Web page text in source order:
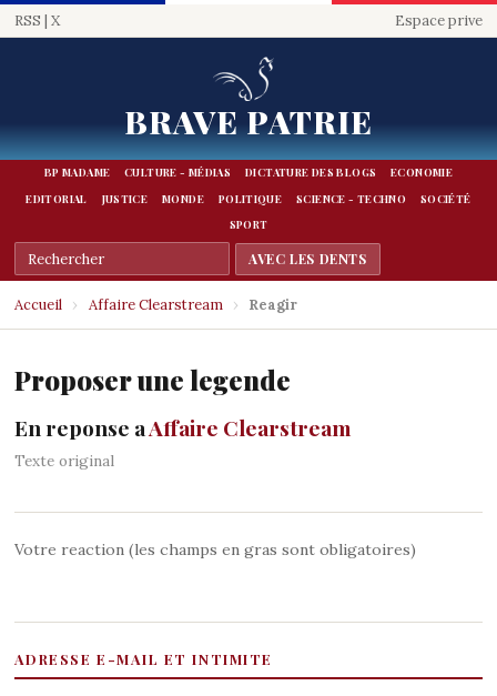
RSS | X Espace prive
BRAVE PATRIE
BP MADAME CULTURE - MÉDIAS DICTATURE DES BLOGS
ECONOMIE
EDITORIAL
JUSTICE MONDE POLITIQUE SCIENCE - TECHNO
SOCIÉTÉ
SPORT
Accueil › Affaire Clearstream › Reagir
Proposer une legende
En reponse aAffaire Clearstream
Texte original
Votre reaction (les champs en gras sont obligatoires)
ADRESSE E-MAIL ET INTIMITE